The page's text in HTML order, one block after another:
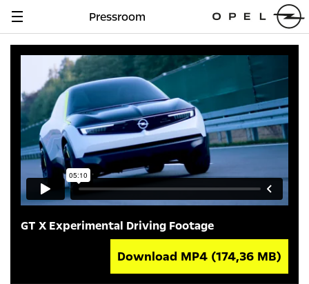
Navigation
Pressroom
GT X Experimental Driving Footage
Download MP4 (174,36 MB)